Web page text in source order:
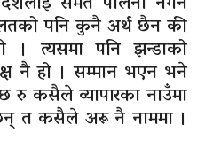
पनि कुनै अर्थ छैन की
। त्यसमा पनि झन्डाको
नै हो । सम्मान भएन भने
रु कसैले व्यापारका नाउँमा
त कसैले अरू नै नाममा ।